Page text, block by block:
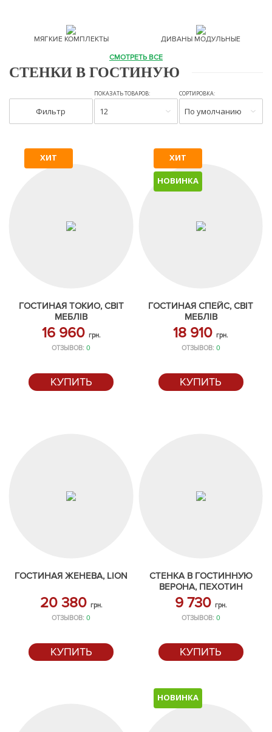
МЯГКИЕ КОМПЛЕКТЫ
ДИВАНЫ МОДУЛЬНЫЕ
СМОТРЕТЬ ВСЕ
СТЕНКИ В ГОСТИНУЮ
Фильтр
ПОКАЗАТЬ ТОВАРОВ:
12
СОРТИРОВКА:
По умолчанию
ХИТ
ГОСТИНАЯ ТОКИО, СВІТ
МЕБЛІВ
16 960 грн.
ОТЗЫВОВ:0
КУПИТЬ
ХИТ
НОВИНКА
ГОСТИНАЯ СПЕЙС, СВІТ
МЕБЛІВ
18 910грн.
ОТЗЫВОВ: 0
КУПИТЬ
ГОСТИНАЯ ЖЕНЕВА, LION
20 380 грн.
ОТЗЫВОВ:0
КУПИТЬ
СТЕНКА В ГОСТИННУЮ
ВЕРОНА, ПЕХОТИН
9 730 грн.
ОТЗЫВОВ: 0
КУПИТЬ
НОВИНКА